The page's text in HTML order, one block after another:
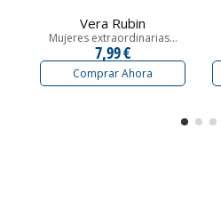
Vera Rubin
Mujeres extraordinarias...
7,99 €
Comprar Ahora